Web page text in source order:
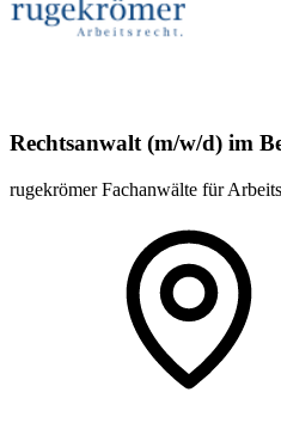
Rechtsanwalt (m/w/d) im
rugekrömer Fachanwälte für